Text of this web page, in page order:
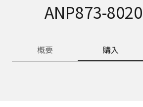
ANP873-
概要 購入